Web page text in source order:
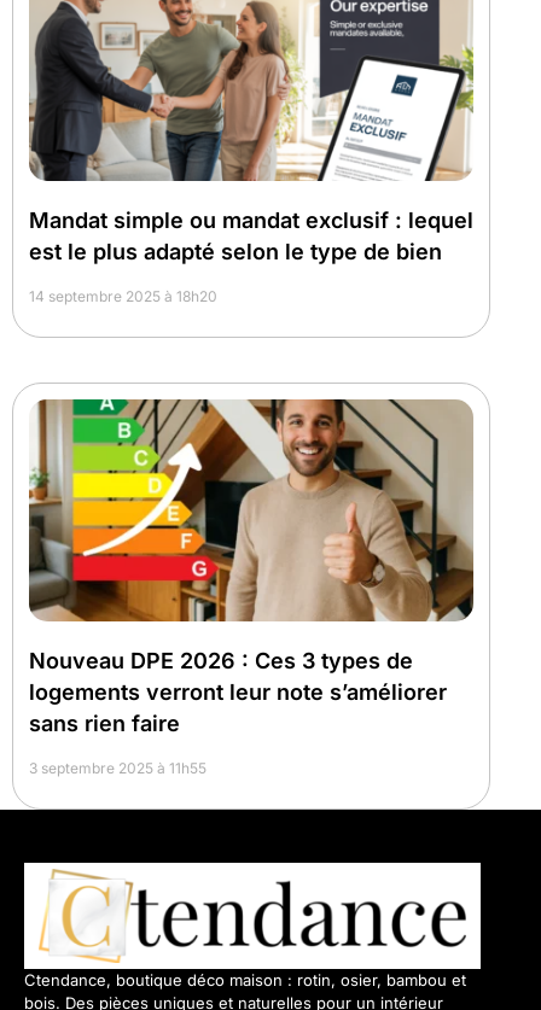
Mandat simple ou mandat exclusif : lequel
est le plus adapté selon le type de bien
14 septembre 2025 à 18h20
Nouveau DPE 2026 : Ces 3 types de
logements verront leur note s’améliorer
sans rien faire
3 septembre 2025 à 11h55
Ctendance, boutique déco maison : rotin, osier, bambou et
bois. Des pièces uniques et naturelles pour un intérieur